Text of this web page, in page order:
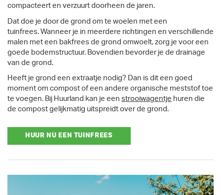
compacteert en verzuurt doorheen de jaren.
Dat doe je door de grond om te woelen met een
tuinfrees. Wanneer je in meerdere richtingen en verschillende
malen met een bakfrees de grond omwoelt, zorg je voor een
goede bodemstructuur. Bovendien bevorder je de drainage
van de grond.
Heeft je grond een extraatje nodig? Dan is dit een goed
moment om compost of een andere organische meststof toe
te voegen. Bij Huurland kan je een strooiwagentje huren die
de compost gelijkmatig uitspreidt over de grond.
HUUR NU EEN TUINFREES